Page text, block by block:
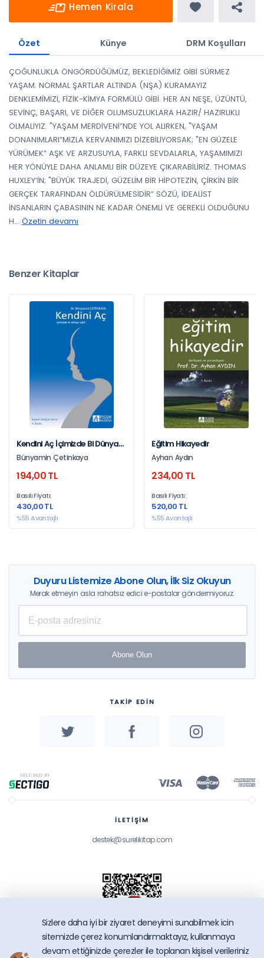
Hemen Kirala
Özet Künye DRM Koşulları
ÇOĞUNLUKLA ÖNGÖRDÜĞÜMÜZ, BEKLEDİĞİMİZ GİBİ SÜRMEZ
YAŞAM. NORMAL ŞARTLAR ALTINDA (NŞA) KURAMAYIZ
DENKLEMİMİZİ, FİZİK-KİMYA FORMÜLÜ GİBİ. HER AN NEŞE, ÜZÜNTÜ,
SEVİNÇ, BAŞARI, VE DİĞER OLUMSUZLUKLARA HAZIR/ HAZIRLIKLI
OLMALIYIZ. "YAŞAM MERDİVENİ”NDE YOL ALIRKEN, "YAŞAM
DONANIMLARI”MIZLA KERVANIMIZI DİZEBİLİYORSAK; "EN GÜZELE
YÜRÜMEK” AŞK VE ARZUSUYLA, FARKLI SEVDALARLA, YAŞAMIMIZI
HER YÖNÜYLE DAHA ANLAMLI BİR DÜZEYE ÇIKARABİLİRİZ. THOMAS
HUXLEY’İN; "BÜYÜK TRAJEDİ, GÜZELİM BİR HİPOTEZİN, ÇİRKİN BİR
GERÇEK TARAFINDAN ÖLDÜRÜLMESİDİR” SÖZÜ, İDEALİST
İNSANLARIN ÇABASININ NE KADAR ÖNEMLİ VE GEREKLİ OLDUĞUNU
H... Özetin devamı
Benzer Kitaplar
Kendini Aç İçimizde Bi Dünya
Saklı
Bünyamin Çetinkaya
194,00 TL
Basılı Fiyatı:
430,00 TL
%55 Avantajlı
Eğitim Hikayedir
Ayhan Aydın
234,00 TL
Basılı Fiyatı:
520,00 TL
%55 Avantajlı
Duyuru Listemize Abone Olun, İlk Siz Okuyun
Merak etmeyin asla rahatsız edici e-postalar göndermiyoruz.
Abone Olun
TAKİP EDİN
İLETİŞİM
destek@surelikitap.com
Sizlere daha iyi bir ziyaret deneyimi sunabilmek icin
sitemizde çerez konumlandırmaktayız, kullanmaya
devam ettiğinizde çerezler ile toplanan kişisel verileriniz